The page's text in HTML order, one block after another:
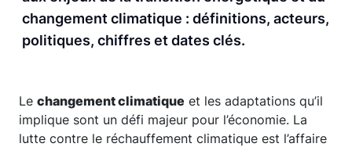
changement climatique : définitions, acteurs,
politiques, chiffres et dates clés.
Le changement climatique et les adaptations qu’il
implique sont un défi majeur pour l’économie. La
lutte contre le réchauffement climatique est l’affaire